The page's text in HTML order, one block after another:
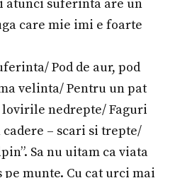
atunci suferinta are un
care mie imi e foarte
Pod de aur, pod
velinta/ Pentru un pat
nedrepte/ Faguri
– scari si trepte/
Sa nu uitam ca viata
munte. Cu cat urci mai